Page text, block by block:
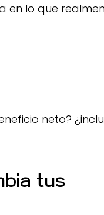
en lo que
neto?
tus